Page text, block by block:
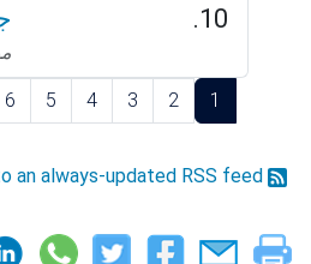
1
2
3
4
5
6
an always-updated RSS feed.